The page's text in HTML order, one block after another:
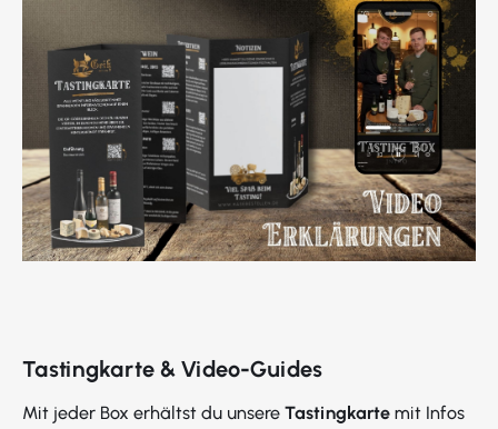
Tastingkarte & Video-Guides
Mit jeder Box erhältst du unsere Tastingkarte mit Infos